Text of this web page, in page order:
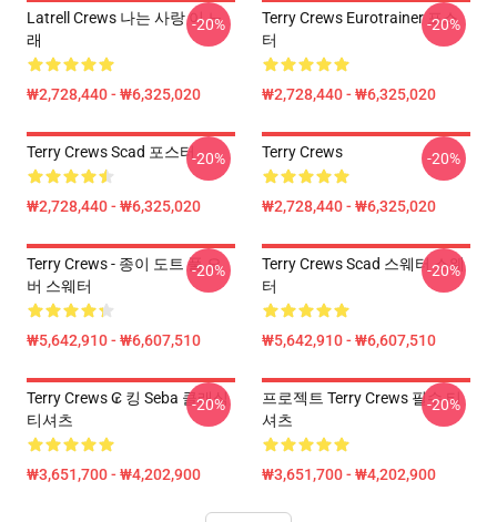
Latrell Crews 나는 사랑 이 노
래
₩2,728,440 - ₩6,325,020
-20%
Terry Crews Eurotrainer 포스
터
₩2,728,440 - ₩6,325,020
-20%
Terry Crews Scad 포스터
₩2,728,440 - ₩6,325,020
-20% Terry Crews
₩2,728,440 - ₩6,325,020
-20%
Terry Crews - 종이 도트 풀 오
버 스웨터
₩5,642,910 - ₩6,607,510
-20%
Terry Crews Scad 스웨터 스웨
터
₩5,642,910 - ₩6,607,510
-20%
Terry Crews ₢ 킹 Seba 클래식
티셔츠
₩3,651,700 - ₩4,202,900
-20%
프로젝트 Terry Crews 필수 티
셔츠
₩3,651,700 - ₩4,202,900
-20%